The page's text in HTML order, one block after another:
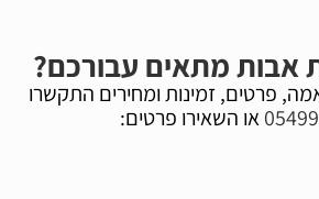
אבות מתאים עבורכם?
פרטים, זמינות ומחירים התקשרו
או השאירו פרטים: